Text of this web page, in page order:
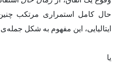
حال کامل استمراری مرتکب
ایتالیایی، این مفهوم به شکل
یا